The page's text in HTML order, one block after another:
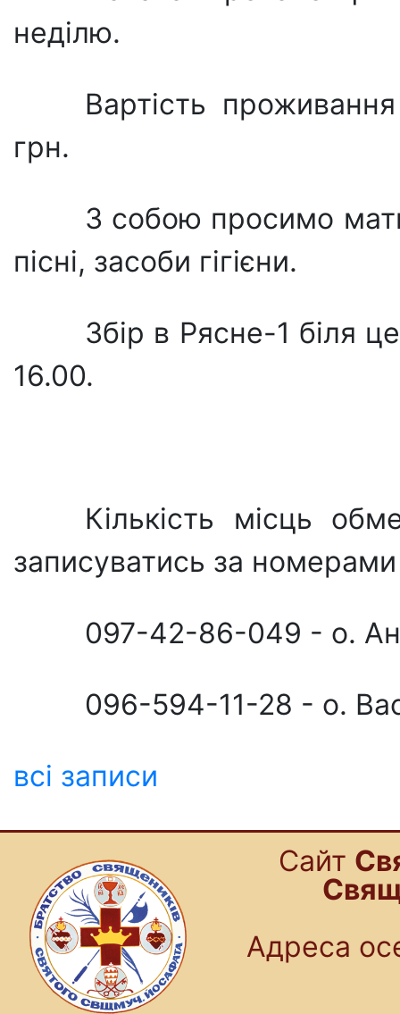
неділю.
Вартість
грн.
З собою просимо
пісні, засоби гігієни.
Збір в Рясне-1 біля
16.00.
Кількість місць
записуватись за
097-42-86-049 - о.
096-594-11-28 - о.
всі записи
Cайт
Адреса